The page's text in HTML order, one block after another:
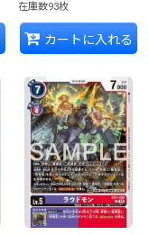
在庫数93枚
カートに入れる